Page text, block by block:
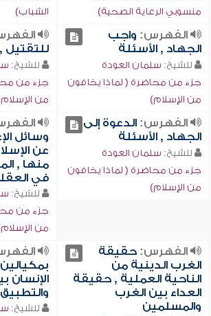
منسوبي الرعاية الصحية)
الشباب)
الفهرس: واجب
الجهاد , الأسئلة
للشيخ: سلمان العودة
جزء من محاضرة ( لماذا يخافون
من الإسلام)
للتقتيل
للشيخ:
جزء من
من
الفهرس:الدعوة إلى
الجهاد , الأسئلة
للشيخ: سلمان العودة
جزء من محاضرة ( لماذا يخافون
من الإسلام)
وسائل
عن
منها ,
في
للشيخ:
جزء من
من
الفهرس:حقيقة
الغرب الدينية من
الناحية العملية , حقيقة
العداء بين الغرب
والمسلمين
الإنسان
والتطبيق
للشيخ: